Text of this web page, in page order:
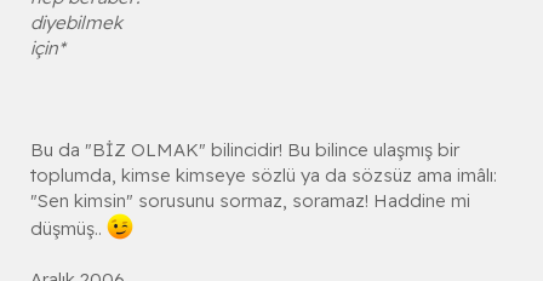
diyebilmek
için*
Bu da "BİZ OLMAK" bilincidir! Bu bilince ulaşmış bir
toplumda, kimse kimseye sözlü ya da sözsüz ama imâlı:
"Sen kimsin" sorusunu sormaz, soramaz! Haddine mi
düşmüş..